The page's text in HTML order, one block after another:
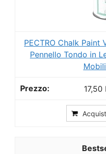
PECTRO Chalk Paint
Pennello Tondo in
17,50